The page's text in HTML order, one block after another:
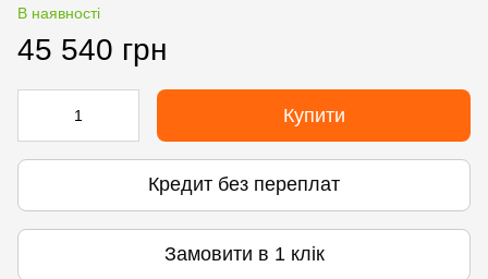
В наявності
45 540 грн
Купити
Кредит без переплат
Замовити в 1 клік